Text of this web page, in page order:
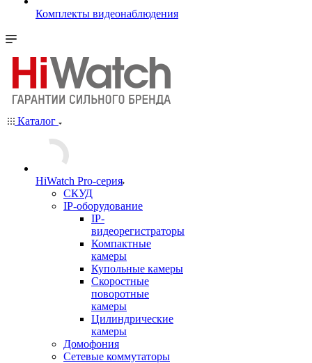
Комплекты видеонаблюдения
Каталог
HiWatch Pro-серия
CКУД
IP-оборудование
IP-
видеорегистраторы
Компактные
камеры
Купольные камеры
Скоростные
поворотные
камеры
Цилиндрические
камеры
Домофония
Сетевые коммутаторы